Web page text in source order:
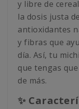
y libre de
la dosis justa
antioxidantes
y fibras que
día. Así, tu
que tengas
de más.
✨